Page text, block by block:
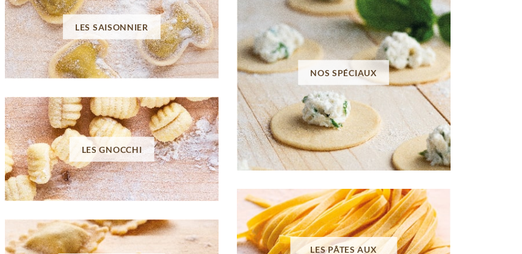
LES SAISONNIER
LES GNOCCHI
NOS SPÉCIAUX
LES PÂTES AUX